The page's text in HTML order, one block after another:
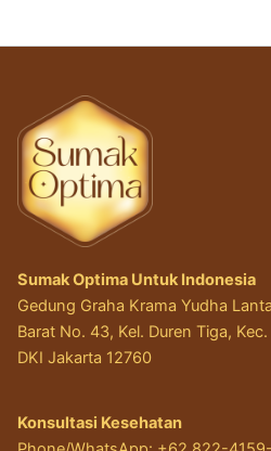
Sumak Optima Untuk Indonesia
Gedung Graha Krama Yudha
Barat No. 43, Kel. Duren Tiga,
DKI Jakarta 12760
Konsultasi Kesehatan